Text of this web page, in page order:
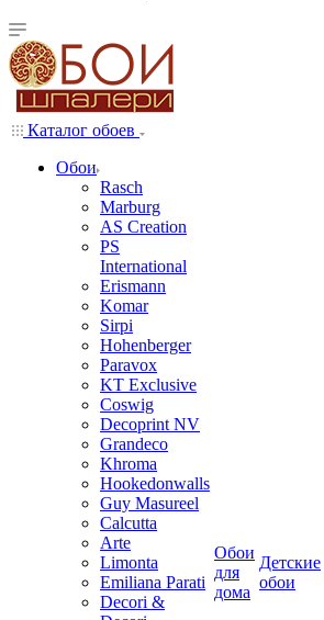
Каталог обоев
Обои
Rasch
Marburg
AS Creation
PS
International
Erismann
Komar
Sirpi
Hohenberger
Paravox
KT Exclusive
Coswig
Decoprint NV
Grandeco
Khroma
Hookedonwalls
Guy Masureel
Calcutta
Arte
Limonta
Emiliana Parati
Decori &
Обои
для
дома
Детские
обои